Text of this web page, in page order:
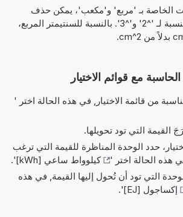
الخاصة بـ 'مربع' و'مكعب'، يمكن حذف
الحرف '^' بالنسبة لـ '^2' و'^3'. بالنسبة للسنتيمتر المربع،
مع قوائم الاختيار
من قائمة الاختيار, في هذه الحالة اختر '
القيمة التي تود تحويلها.
حدد الوحدة المناظرة للقيمة التي ترغب
هذه الحالة اختر '
كيلوواط ساعي [kWh]
'.
التي تود أن تُحول إليها القيمة, في هذه
إكساجول [EJ] '.